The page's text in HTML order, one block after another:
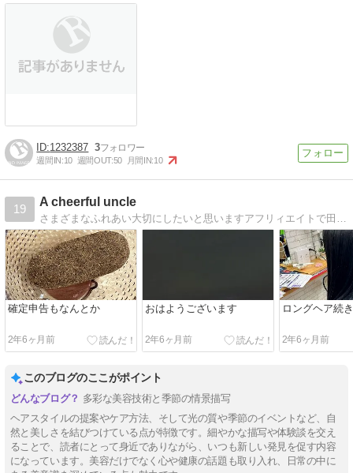
1232387 3
週間IN:10 週間OUT:50 月間IN:10
19
A cheerful uncle
さまざまなふれあい大切にしたいと思いますアフリィエイトで田舎暮らし目指しています
確定申告もなんとか
2年6ヶ月前
おはようございます
2年6ヶ月前
ロングヘア続
2年6ヶ月前
このブログのここがポイント
多彩な美容技術と季節の情景描写
ヘアスタイルの提案やケア方法、そして光の質や季節のイベントなど、自
然と美しさを結びつけている点が特徴です。細やかな描写や体験談を交え
ることで、読者にとって身近でありながら、いつも新しい発見を促す内容
になっています。美容だけでなく心や健康の話題も取り入れ、日常の中に